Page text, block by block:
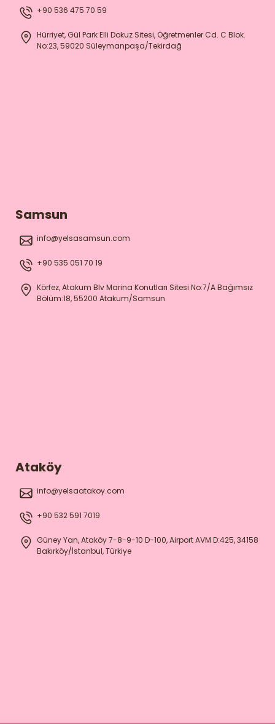
+90 536 475 70 59
Hürriyet, Gül Park Elli Dokuz Sitesi, Öğretmenler Cd. C Blok.
No:23, 59020 Süleymanpaşa/Tekirdağ
Samsun
info@yelsasamsun.com
+90 535 051 70 19
Körfez, Atakum Blv Marina Konutları Sitesi No:7/A Bağımsız
Bölüm:18, 55200 Atakum/Samsun
Ataköy
info@yelsaatakoy.com
+90 532 591 7019
Güney Yan, Ataköy 7-8-9-10 D-100, Airport AVM D:425, 34158
Bakırköy/İstanbul, Türkiye